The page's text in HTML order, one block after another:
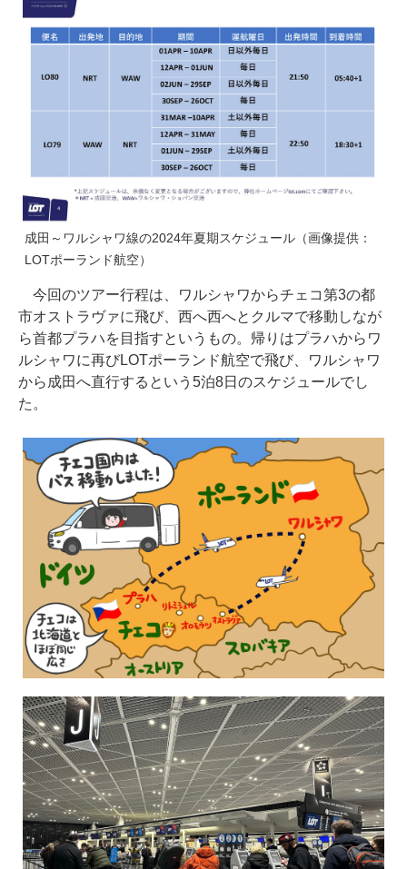
成田～ワルシャワ線の2024年夏期スケジュール（画像提供：
LOTポーランド航空）
今回のツアー行程は、ワルシャワからチェコ第3の都
市オストラヴァに飛び、西へ西へとクルマで移動しなが
ら首都プラハを目指すというもの。帰りはプラハからワ
ルシャワに再びLOTポーランド航空で飛び、ワルシャワ
から成田へ直行するという5泊8日のスケジュールでし
た。